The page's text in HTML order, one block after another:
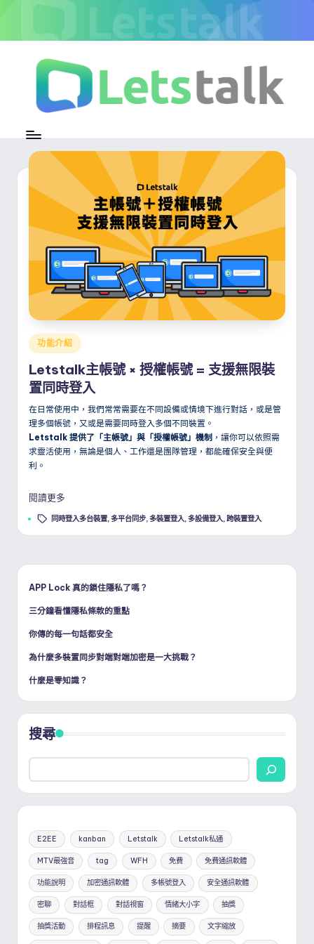
to
e
t
s
密
時
Posted
in
功能介紹
Letstalk主帳號 × 授權帳號 = 支援無限裝
置同時登入
在日常使用中，我們常常需要在不同設備或情境下進行對話，或是管
理多個帳號，又或是需要同時登入多個不同裝置。
Letstalk 提供了「主帳號」與「授權帳號」機制 ，讓你可以依照需
求靈活使用，無論是個人、工作還是團隊管理，都能確保安全與便
利。
閱讀更多
Tags: 同時登入多台裝置,多平台同步,多裝置登入,多設備登入,跨裝置登入
APP Lock 真的鎖住隱私了嗎？
三分鐘看懂隱私條款的重點
你傳的每一句話都安全
為什麼多裝置同步對端對端加密是一大挑戰？
什麼是零知識？
搜尋
E2EE kanban Letstalk Letstalk私通
MTV最強音 tag WFH 免費 免費通訊軟體
功能說明 加密通訊軟體 多帳號登入 安全通訊軟體
密聊 對話框 對話視窗 情緒大小字 抽獎
抽獎活動 排程訊息 提醒 摘要 文字縮放